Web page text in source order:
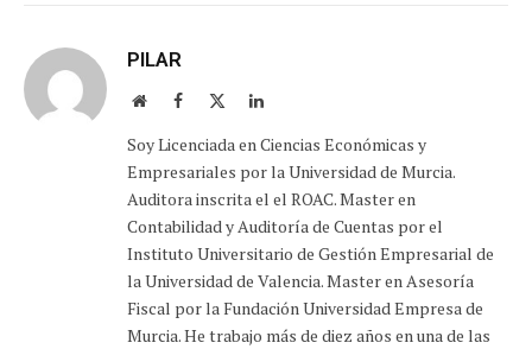
PILAR
Sitio Facebook LinkedIn
Soy Licenciada en Ciencias Económicas y
Empresariales por la Universidad de Murcia.
Auditora inscrita el el ROAC. Master en
Contabilidad y Auditoría de Cuentas por el
Instituto Universitario de Gestión Empresarial de
la Universidad de Valencia. Master en Asesoría
Fiscal por la Fundación Universidad Empresa de
Murcia. He trabajo más de diez años en una de las